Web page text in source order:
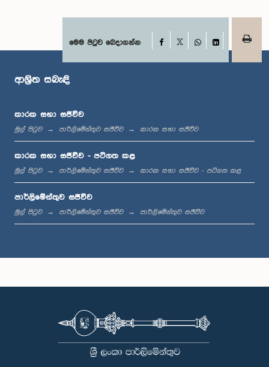
පෙ.ව. 11:41 - පෙ.ව. 11:51
ප.ව. 12:11 - ප.ව. 12:24
ප.ව. 12:24 - ප.ව. 12:34
ප.ව. 1:07 - ප.ව. 1:18
මෙම පිටුව බෙදාගන්න Facebook
WhatsApp
LinkedIn
ආශ්‍රිත සබැඳි
කාරක සභා සජීවීව
මුල් පිටුව පාර්ලිමේන්තුව සජීවීව කාරක සභා සජීවීව
කාරක සභා සජීවීව - පටිගත කළ
මුල් පිටුව පාර්ලිමේන්තුව සජීවීව කාරක සභා සජීවීව - පටිගත කළ
පාර්ලිමේන්තුව සජීවීව
මුල් පිටුව පාර්ලිමේන්තුව සජීවීව පාර්ලිමේන්තුව සජීවීව